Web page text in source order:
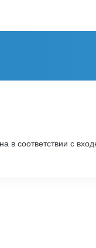
в соответствии с